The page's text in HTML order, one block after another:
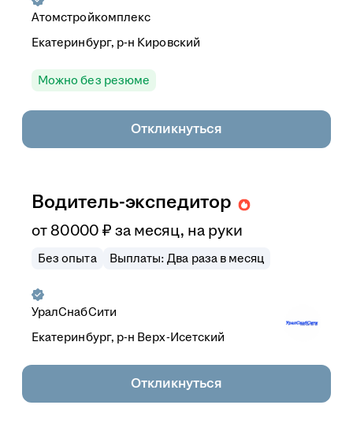
Атомстройкомплекс
Екатеринбург, р-н Кировский
Можно без резюме
Откликнуться
Водитель-экспедитор
от80 000 ₽ за месяц, на руки
Без опыта Выплаты: Два раза в месяц
УралСнабСити
Екатеринбург, р-н Верх-Исетский
Откликнуться